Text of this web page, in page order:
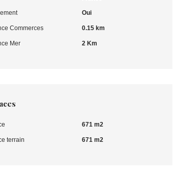
Oui
Commerces 0.15 km
Mer 2 Km
671 m2
terrain 671 m2